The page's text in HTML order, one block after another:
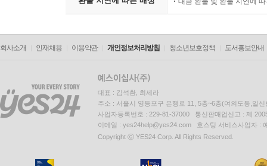
회사소개 인재채용 이용약관 개인정보처리방침 청소년보호정책 도서홍보안내
대표 : 김석환, 최세라
주소 : 서울시 영등포구 은행로 11, 5층~6층(여의도동,일신
사업자등록번호 : 229-81-37000 통신판매업신고 : 제
이메일 : yes24help@yes24.com 호스팅 서비스사업자 :
Copyright ⓒ YES24 Corp. All Rights Reserved.